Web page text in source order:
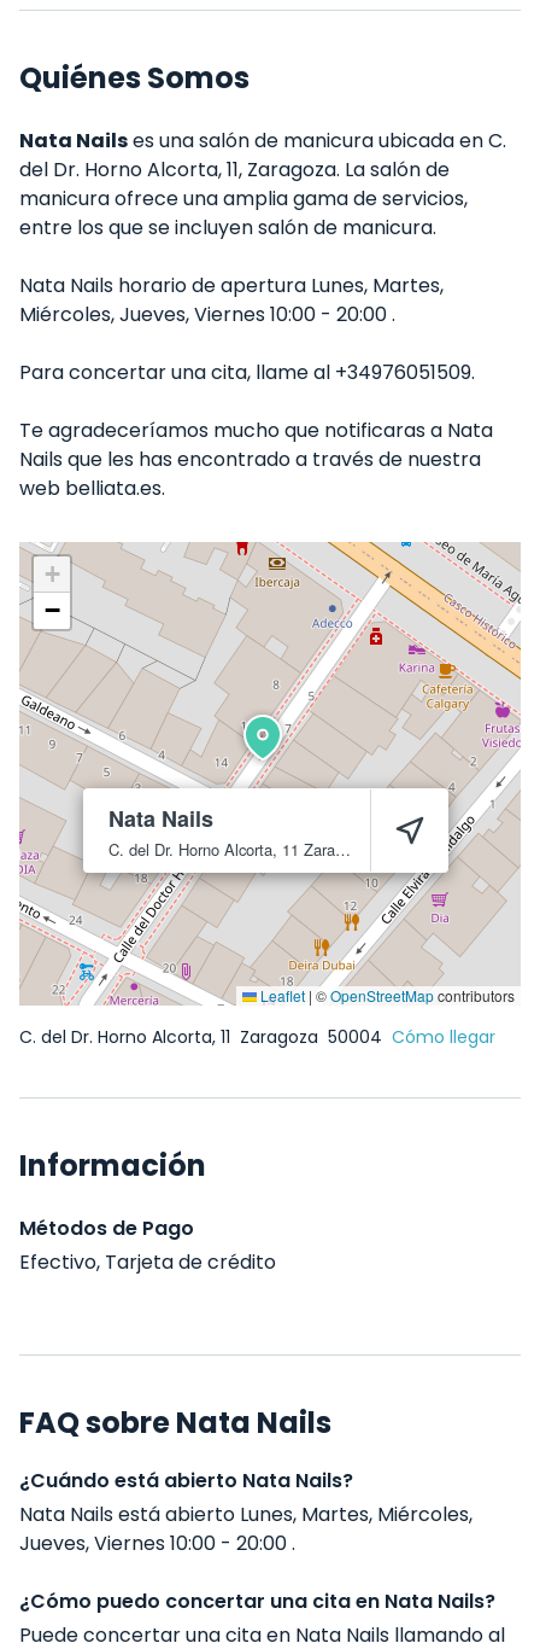
Quiénes Somos
Nata Nailses una salón de manicura ubicada en C.
del Dr. Horno Alcorta, 11, Zaragoza. La salón de
manicura ofrece una amplia gama de servicios,
entre los que se incluyen salón de manicura.
Nata Nails horario de apertura Lunes, Martes,
Miércoles, Jueves, Viernes 10:00 - 20:00 .
Para concertar una cita, llame al +34976051509.
Te agradeceríamos mucho que notificaras a Nata
Nails que les has encontrado a través de nuestra
web belliata.es.
Nata Nails
C. del Dr. Horno Alcorta, 11 Zaragoza 50004
+
−
Leaflet | ©OpenStreetMapcontributors
C. del Dr. Horno Alcorta, 11 Zaragoza 50004 Cómo llegar
Información
Métodos de Pago
Efectivo, Tarjeta de crédito
FAQ sobre Nata Nails
¿Cuándo está abierto Nata Nails?
Nata Nails está abierto Lunes, Martes, Miércoles,
Jueves, Viernes 10:00 - 20:00 .
¿Cómo puedo concertar una cita en Nata Nails?
Puede concertar una cita en Nata Nails llamando al